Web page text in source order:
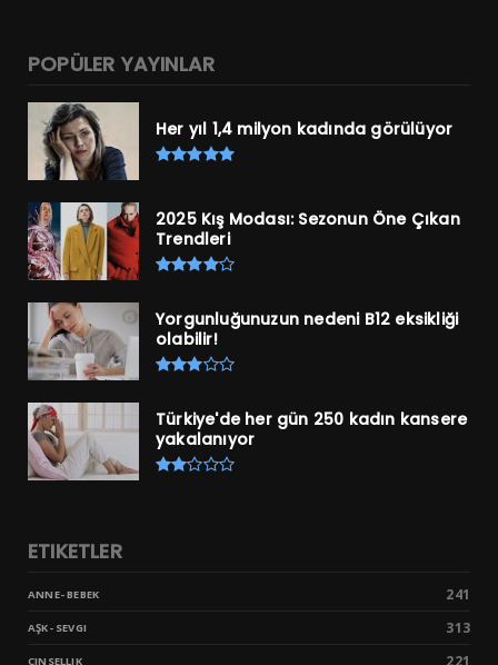
POPÜLER YAYINLAR
Her yıl 1,4 milyon kadında görülüyor
2025 Kış Modası: Sezonun Öne Çıkan
Trendleri
Yorgunluğunuzun nedeni B12 eksikliği
olabilir!
Türkiye'de her gün 250 kadın kansere
yakalanıyor
ETIKETLER
ANNE- BEBEK 241
AŞK- SEVGI 313
CINSELLIK